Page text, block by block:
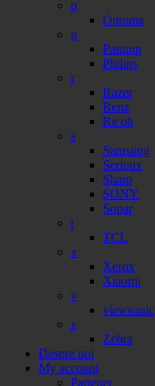
o
Optoma
p
Pantum
Philips
r
Razer
Renz
Ricoh
s
Samsung
Serioux
Sharp
SONY
Sopar
t
TCL
x
Xerox
Xiaomi
v
viewsonic
z
Zebra
Despre noi
My account
Partener